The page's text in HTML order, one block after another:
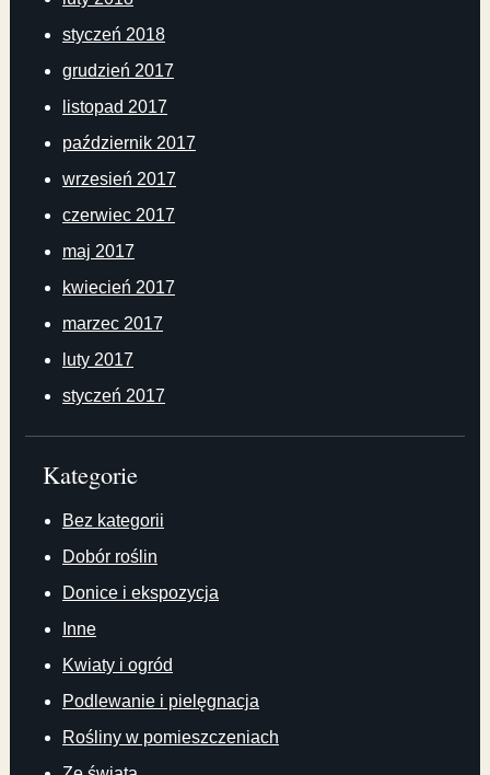
styczeń 2018
grudzień 2017
listopad 2017
październik 2017
wrzesień 2017
czerwiec 2017
maj 2017
kwiecień 2017
marzec 2017
luty 2017
styczeń 2017
Kategorie
Bez kategorii
Dobór roślin
Donice i ekspozycja
Inne
Kwiaty i ogród
Podlewanie i pielęgnacja
Rośliny w pomieszczeniach